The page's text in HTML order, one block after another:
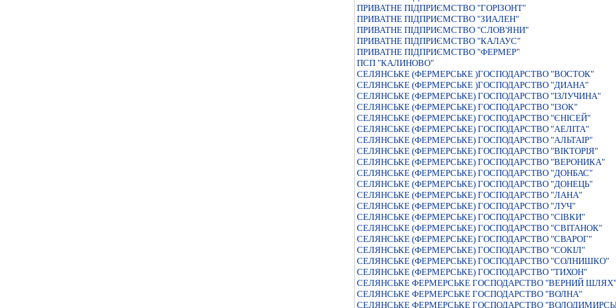
ПРИВАТНЕ ПIДПРИЄМСТВО "ГОРIЗОНТ"
ПРИВАТНЕ ПIДПРИЄМСТВО "ЗИАЛЕН"
ПРИВАТНЕ ПIДПРИЄМСТВО "СЛОВ'ЯНИ"
ПРИВАТНЕ ПІДПРИЄМСТВО "КАЛАУС"
ПРИВАТНЕ ПІДПРИЄМСТВО "ФЕРМЕР"
ПСП "КАЛИНОВО"
СЕЛЯНСЬКЕ (ФЕРМЕРСЬКЕ )ГОСПОДАРСТВО "ВОСТОК"
СЕЛЯНСЬКЕ (ФЕРМЕРСЬКЕ )ГОСПОДАРСТВО "ДИАНА"
СЕЛЯНСЬКЕ (ФЕРМЕРСЬКЕ) ГОСПОДАРСТВО "IЗЛУЧИНА"
СЕЛЯНСЬКЕ (ФЕРМЕРСЬКЕ) ГОСПОДАРСТВО "IЗОК"
СЕЛЯНСЬКЕ (ФЕРМЕРСЬКЕ) ГОСПОДАРСТВО "ЄНIСЕЙ"
СЕЛЯНСЬКЕ (ФЕРМЕРСЬКЕ) ГОСПОДАРСТВО "АЕЛIТА"
СЕЛЯНСЬКЕ (ФЕРМЕРСЬКЕ) ГОСПОДАРСТВО "АЛЬТАІР"
СЕЛЯНСЬКЕ (ФЕРМЕРСЬКЕ) ГОСПОДАРСТВО "ВIКТОРIЯ"
СЕЛЯНСЬКЕ (ФЕРМЕРСЬКЕ) ГОСПОДАРСТВО "ВЕРОНИКА"
СЕЛЯНСЬКЕ (ФЕРМЕРСЬКЕ) ГОСПОДАРСТВО "ДОНБАС"
СЕЛЯНСЬКЕ (ФЕРМЕРСЬКЕ) ГОСПОДАРСТВО "ДОНЕЦЬ"
СЕЛЯНСЬКЕ (ФЕРМЕРСЬКЕ) ГОСПОДАРСТВО "ЛАНА"
СЕЛЯНСЬКЕ (ФЕРМЕРСЬКЕ) ГОСПОДАРСТВО "ЛУЧ"
СЕЛЯНСЬКЕ (ФЕРМЕРСЬКЕ) ГОСПОДАРСТВО "СIВКИ"
СЕЛЯНСЬКЕ (ФЕРМЕРСЬКЕ) ГОСПОДАРСТВО "СВIТАНОК"
СЕЛЯНСЬКЕ (ФЕРМЕРСЬКЕ) ГОСПОДАРСТВО "СВАРОГ"
СЕЛЯНСЬКЕ (ФЕРМЕРСЬКЕ) ГОСПОДАРСТВО "СОКІЛ"
СЕЛЯНСЬКЕ (ФЕРМЕРСЬКЕ) ГОСПОДАРСТВО "СОЛНИШКО"
СЕЛЯНСЬКЕ (ФЕРМЕРСЬКЕ) ГОСПОДАРСТВО "ТИХОН"
СЕЛЯНСЬКЕ ФЕРМЕРСЬКЕ ГОСПОДАРСТВО "ВЕРНИЙ ШЛЯХ"
СЕЛЯНСЬКЕ ФЕРМЕРСЬКЕ ГОСПОДАРСТВО "ВОЛНА"
СЕЛЯНСЬКЕ ФЕРМЕРСЬКЕ ГОСПОДАРСТВО